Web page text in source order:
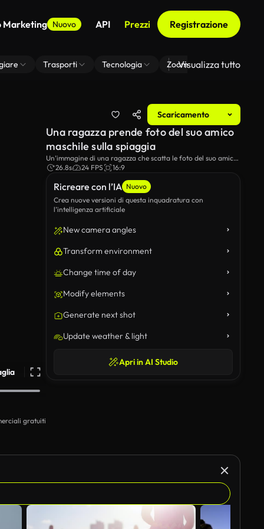
Marketing Nuovo API Prezzi Registrazione
Trasporti Tecnologia Zoom Di Sfondo Virtuale
Visualizza tutto
Scaricamento
gratuiti
Ricreare con l’IA Nuovo
Crea nuove versioni di questa inquadratura con
l’intelligenza artificiale
New camera angles
Transform environment
Change time of day
Modify elements
Generate next shot
Update weather & light
Apri in AI Studio
Una ragazza prende foto del suo amico
maschile sulla spiaggia
Un’immagine di una ragazza che scatta le foto del suo amico
maschile in spiaggia.
26.8s 24 FPS 16:9